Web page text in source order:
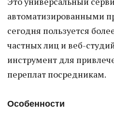
автоматизированными
сегодня пользуется
частных лиц и веб-
инструмент для
переплат посредникам.
Особенности